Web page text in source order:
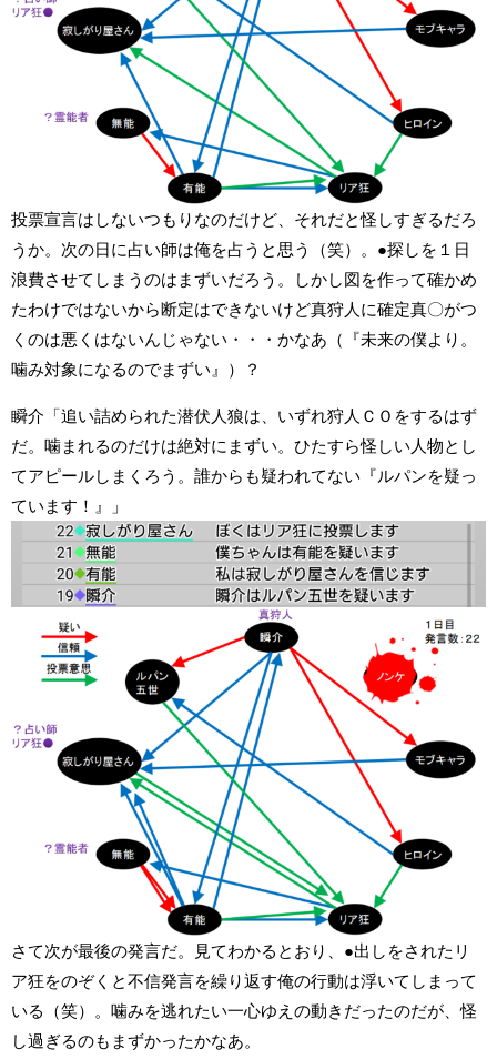
投票宣言はしないつもりなのだけど、それだと怪しすぎるだろ
うか。次の日に占い師は俺を占うと思う（笑）。●探しを１日
浪費させてしまうのはまずいだろう。しかし図を作って確かめ
たわけではないから断定はできないけど真狩人に確定真〇がつ
くのは悪くはないんじゃない・・・かなあ（『未来の僕より。
噛み対象になるのでまずい』）？
瞬介「追い詰められた潜伏人狼は、いずれ狩人ＣＯをするはず
だ。噛まれるのだけは絶対にまずい。ひたすら怪しい人物とし
てアピールしまくろう。誰からも疑われてない『ルパンを疑っ
ています！』」
さて次が最後の発言だ。見てわかるとおり、●出しをされたリ
ア狂をのぞくと不信発言を繰り返す俺の行動は浮いてしまって
いる（笑）。噛みを逃れたい一心ゆえの動きだったのだが、怪
し過ぎるのもまずかったかなあ。